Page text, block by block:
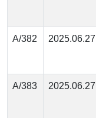
А/382 2025.06.27
А/383 2025.06.27